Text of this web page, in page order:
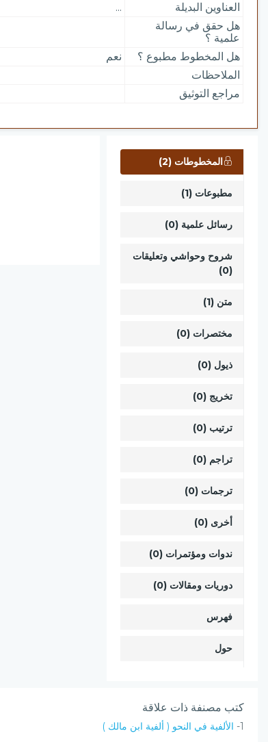
العناوين البديلة
...
هل حقق في رسالة
علمية ؟
هل المخطوط مطبوع ؟
نعم
الملاحظات
مراجع التوثيق
المخطوطات (2)
مطبوعات (1)
رسائل علمية (0)
شروح وحواشي وتعليقات
(0)
متن (1)
مختصرات (0)
ذيول (0)
تخريج (0)
ترتيب (0)
تراجم (0)
ترجمات (0)
أخرى (0)
ندوات ومؤتمرات (0)
دوريات ومقالات (0)
فهرس
حول
كتب مصنفة ذات علاقة
1- الألفية في النحو ( ألفية ابن مالك )